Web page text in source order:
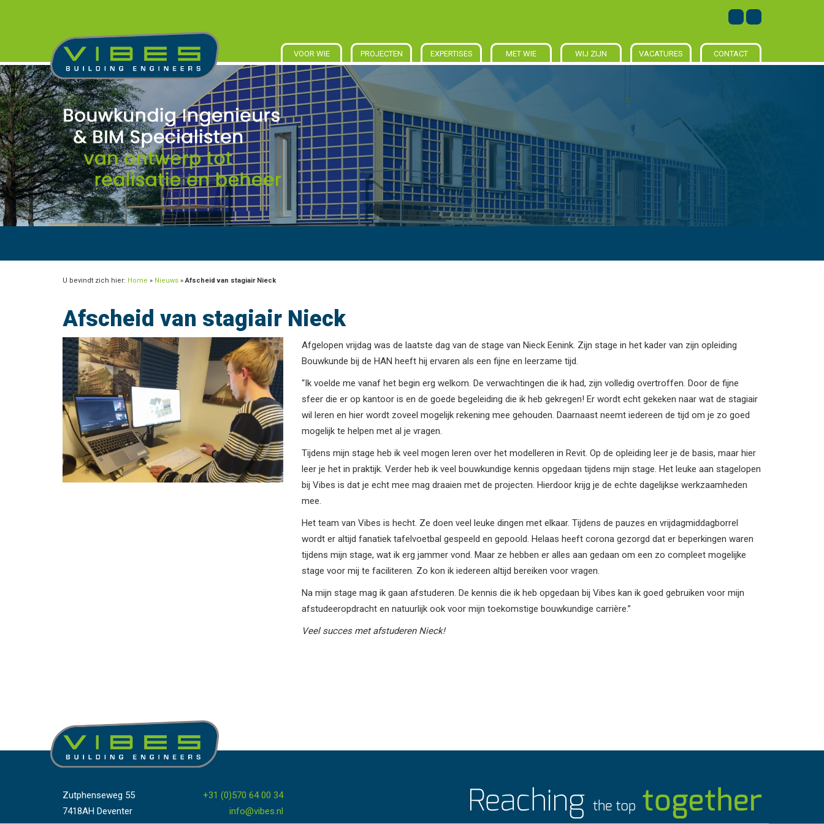
VOOR WIE PROJECTEN EXPERTISES MET WIE WIJ ZIJN VACATURES CONTACT
U bevindt zich hier: Home » Nieuws » Afscheid van stagiair Nieck
Afscheid van stagiair Nieck
Afgelopen vrijdag was de laatste dag van de stage van Nieck Eenink. Zijn stage in het kader van zijn opleiding
Bouwkunde bij de HAN heeft hij ervaren als een fijne en leerzame tijd.
“Ik voelde me vanaf het begin erg welkom. De verwachtingen die ik had, zijn volledig overtroffen. Door de fijne
sfeer die er op kantoor is en de goede begeleiding die ik heb gekregen! Er wordt echt gekeken naar wat de stagiair
wil leren en hier wordt zoveel mogelijk rekening mee gehouden. Daarnaast neemt iedereen de tijd om je zo goed
mogelijk te helpen met al je vragen.
Tijdens mijn stage heb ik veel mogen leren over het modelleren in Revit. Op de opleiding leer je de basis, maar hier
leer je het in praktijk. Verder heb ik veel bouwkundige kennis opgedaan tijdens mijn stage. Het leuke aan stagelopen
bij Vibes is dat je echt mee mag draaien met de projecten. Hierdoor krijg je de echte dagelijkse werkzaamheden
mee.
Het team van Vibes is hecht. Ze doen veel leuke dingen met elkaar. Tijdens de pauzes en vrijdagmiddagborrel
wordt er altijd fanatiek tafelvoetbal gespeeld en gepoold. Helaas heeft corona gezorgd dat er beperkingen waren
tijdens mijn stage, wat ik erg jammer vond. Maar ze hebben er alles aan gedaan om een zo compleet mogelijke
stage voor mij te faciliteren. Zo kon ik iedereen altijd bereiken voor vragen.
Na mijn stage mag ik gaan afstuderen. De kennis die ik heb opgedaan bij Vibes kan ik goed gebruiken voor mijn
afstudeeropdracht en natuurlijk ook voor mijn toekomstige bouwkundige carrière.”
Veel succes met afstuderen Nieck!
Zutphenseweg 55
7418AH Deventer
+31 (0)570 64 00 34
info@vibes.nl